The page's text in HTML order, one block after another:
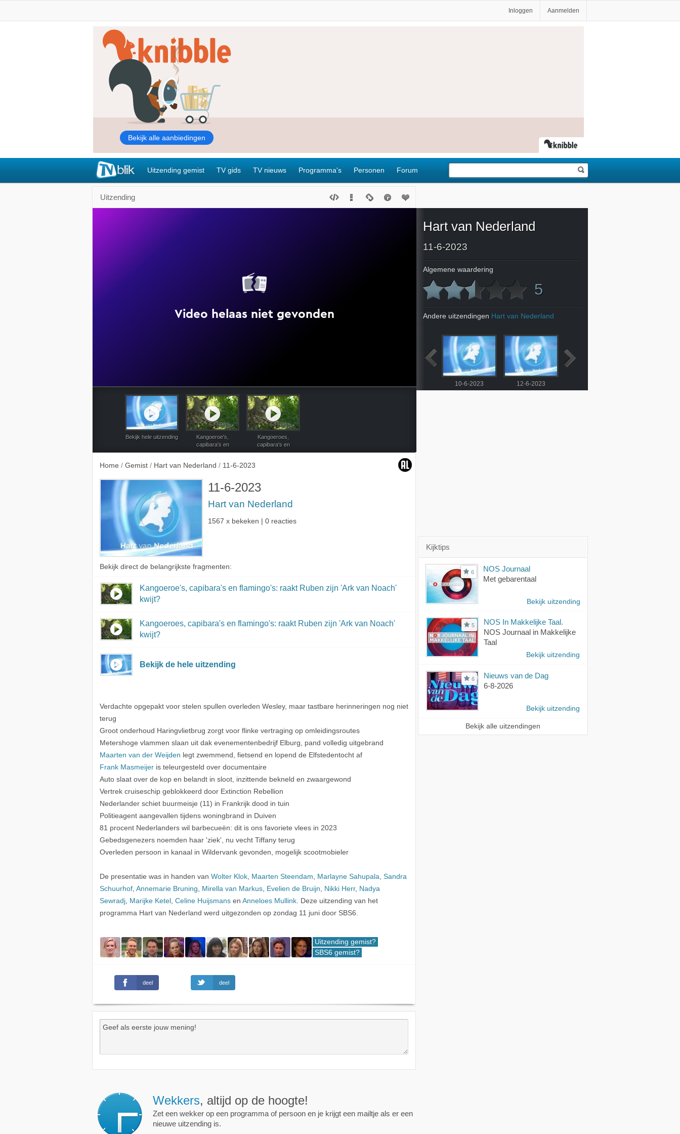
Inloggen Aanmelden
Uitzending gemist TV gids TV nieuws Programma's Personen Forum
Uitzending
Bekijk hele uitzending
Kangoeroe's,
capibara's en
flamingo's: raakt
Noach' kwijt?
Kangoeroes,
capibara's en
flamingo's: raakt
Home / Gemist / Hart van Nederland / 11-6-2023
11-6-2023
Hart van Nederland
1567 x bekeken | 0 reacties
Bekijk direct de belangrijkste fragmenten:
Kangoeroe's, capibara's en flamingo's: raakt Ruben zijn 'Ark van Noach'
kwijt?
Kangoeroes, capibara's en flamingo's: raakt Ruben zijn 'Ark van Noach'
kwijt?
Bekijk de hele uitzending
Verdachte opgepakt voor stelen spullen overleden Wesley, maar tastbare herinneringen nog niet
terug
Groot onderhoud Haringvlietbrug zorgt voor flinke vertraging op omleidingsroutes
Metershoge vlammen slaan uit dak evenementenbedrijf Elburg, pand volledig uitgebrand
Maarten van der Weijden legt zwemmend, fietsend en lopend de Elfstedentocht af
Frank Masmeijer is teleurgesteld over documentaire
Auto slaat over de kop en belandt in sloot, inzittende bekneld en zwaargewond
Vertrek cruiseschip geblokkeerd door Extinction Rebellion
Nederlander schiet buurmeisje (11) in Frankrijk dood in tuin
Politieagent aangevallen tijdens woningbrand in Duiven
81 procent Nederlanders wil barbecueën: dit is ons favoriete vlees in 2023
Gebedsgenezers noemden haar 'ziek', nu vecht Tiffany terug
Overleden persoon in kanaal in Wildervank gevonden, mogelijk scootmobieler
De presentatie was in handen van Wolter Klok, Maarten Steendam, Marlayne Sahupala, Sandra
Schuurhof, Annemarie Bruning, Mirella van Markus, Evelien de Bruijn, Nikki Herr, Nadya
Sewradj, Marijke Ketel , Celine Huijsmans en Anneloes Mullink. Deze uitzending van het
programma Hart van Nederland werd uitgezonden op zondag 11 juni door SBS6.
Uitzending gemist?
SBS6 gemist?
deel deel
Hart van Nederland
11-6-2023
Algemene waardering
5
Andere uitzendingen Hart van Nederland
10-6-2023 12-6-2023
Kijktips
6
NOS Journaal
Met gebarentaal
Bekijk uitzending
5
NOS In Makkelijke Taal.
NOS Journaal in Makkelijke
Taal
Bekijk uitzending
6
Nieuws van de Dag
6-8-2026
Bekijk uitzending
Bekijk alle uitzendingen
Wekkers, altijd op de hoogte!
Zet een wekker op een programma of persoon en je krijgt een mailtje als er een
nieuwe uitzending is.